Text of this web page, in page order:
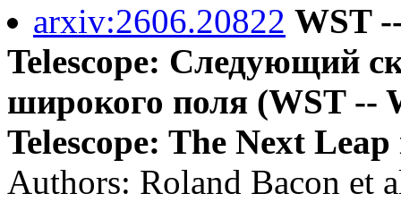
arxiv:2606.20822 WST
Telescope: Следующий
широкого поля (WST --
Telescope: The Next
Authors: Roland Bacon et